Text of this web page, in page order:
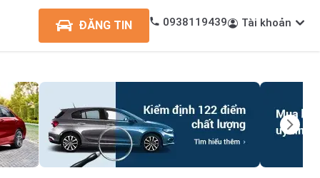
ĐĂNG TIN 0938119439 Tài khoản